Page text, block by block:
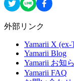
外部リンク
Yamarii X (ex-
Yamarii Blog
Yamarii お知
Yamarii FAQ